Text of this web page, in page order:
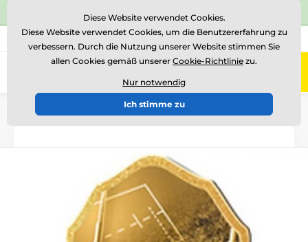
⭐Siehe 504 verifizierte Bewertungen auf
Rufen Sie uns an (Mo-Fr 15-18) +43 676 361 37 22
0
Einführung Holztrophäen TFRW 0-307
Diese Website verwendet Cookies.
Diese Website verwendet Cookies, um die Benutzererfahrung zu
verbessern. Durch die Nutzung unserer Website stimmen Sie
allen Cookies gemäß unserer Cookie-Richtlinie zu.
Nur notwendig
Ich stimme zu